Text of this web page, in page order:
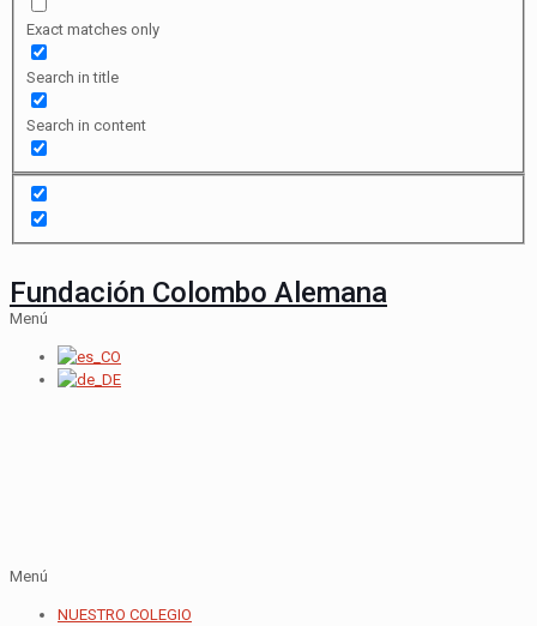
Exact matches only
Search in title
Search in content
Fundación Colombo Alemana
Menú
Menú
NUESTRO COLEGIO